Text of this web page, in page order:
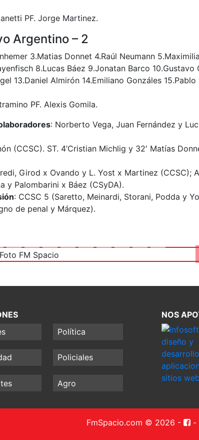
PF. Jorge Martinez.
Argentino – 2
3.Matias Donnet 4.Raúl Neumann
8.Lucas Báez 9.Jonatan Barco 10.Gustavo
13.Daniel Almirón 14.Emiliano Gonzáles 15.Pablo
PF. Alexis Gomila.
: Norberto Vega, Juan Fernández y
(CCSC). ST. 4’Cristian Michlig y 32′ Matías
Girod x Ovando y L. Yost x Martinez (CCSC);
y Palombarini x Báez (CSyDA).
: CCSC 5 (Saretto, Meinardi, Storani, Podda y
de penal y Márquez).
CCSC vs CSDA - Foto FM
Política
Policiales
Agro
NOS
FmSpacio.com © 2026 - -